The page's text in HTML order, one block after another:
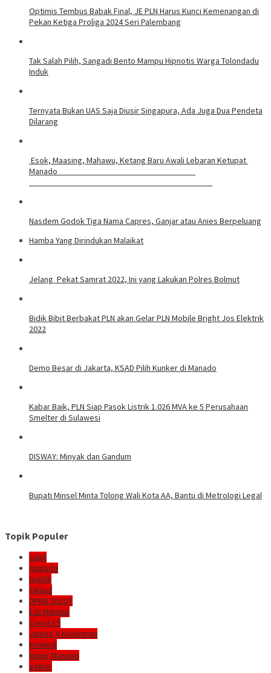
Optimis Tembus Babak Final, JE PLN Harus Kunci Kemenangan di
Pekan Ketiga Proliga 2024 Seri Palembang
Tak Salah Pilih, Sangadi Bento Mampu Hipnotis Warga Tolondadu
Induk
Ternyata Bukan UAS Saja Diusir Singapura, Ada Juga Dua Pendeta
Dilarang
Esok, Maasing, Mahawu, Ketang Baru Awali Lebaran Ketupat
Manado
Nasdem Godok Tiga Nama Capres, Ganjar atau Anies Berpeluang
Hamba Yang Dirindukan Malaikat
Jelang Pekat Samrat 2022, Ini yang Lakukan Polres Bolmut
Bidik Bibit Berbakat PLN akan Gelar PLN Mobile Bright Jos Elektrik
2022
Demo Besar di Jakarta, KSAD Pilih Kunker di Manado
Kabar Baik, PLN Siap Pasok Listrik 1.026 MVA ke 5 Perusahaan
Smelter di Sulawesi
DISWAY: Minyak dan Gandum
Bupati Minsel Minta Tolong Wali Kota AA, Bantu di Metrologi Legal
Topik Populer
sulut
manado
politik
Talaud
DPRD SULUT
E2L-Mantap
Covid-19
James A Kojongian
kriminal
Banjir Manado
golkar